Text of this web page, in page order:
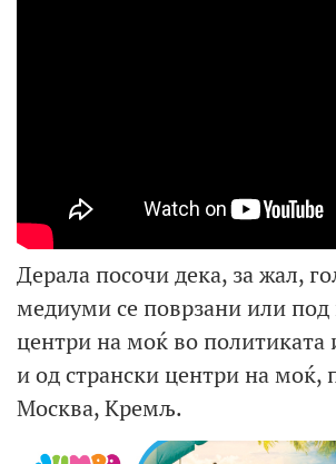
Дерала посочи дека, за жал,
медиуми се поврзани или под
центри на моќ во политиката
и од странски центри на моќ,
Москва, Кремљ.